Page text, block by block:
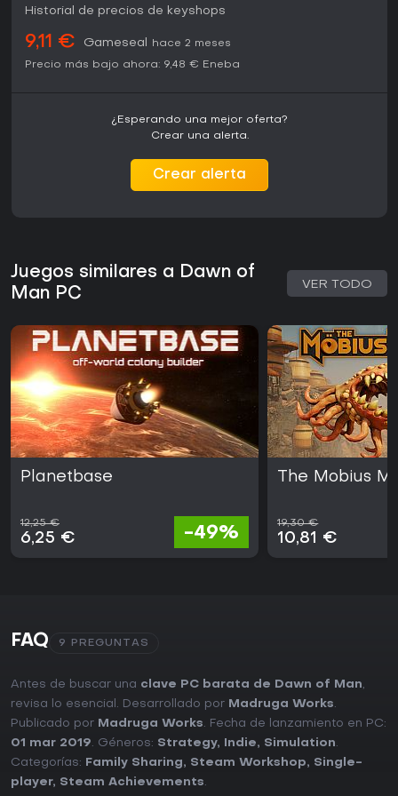
manteniendo su estabilidad en PC. Quienes busquen un
título de estrategia para un solo jugador centrado en la
gestión de un asentamiento prehistórico encontrarán una
profundidad constante en sus modos y escenarios.
Historial de precios de keyshops
9,11 € Gameseal
hace 2 meses
Precio más bajo ahora: 9,48 € Eneba
¿Esperando una mejor oferta?
Crear una alerta.
Crear alerta
Juegos similares a Dawn of
Man PC
VER TODO
Planetbase
12,25 €
6,25 € -49%
The Mobius
19,30 €
10,81 €
FAQ 9 PREGUNTAS
Antes de buscar una clave PC barata de Dawn of Man,
revisa lo esencial. Desarrollado por Madruga Works.
Publicado por Madruga Works. Fecha de lanzamiento en PC:
01 mar 2019. Géneros: Strategy, Indie, Simulation.
Categorías:
Family Sharing, Steam Workshop, Single-
player, Steam Achievements.